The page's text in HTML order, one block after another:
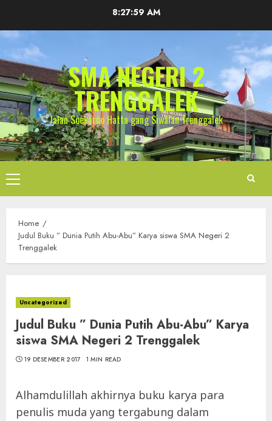
content
8:28:00 AM
SMA NEGERI 2
TRENGGALEK
Jalan Soekarno Hatta gang Siwalan Trenggalek
Primary
Menu
Home
Judul Buku ” Dunia Putih Abu-Abu” Karya siswa SMA Negeri 2
Trenggalek
Uncategorized
Judul Buku ” Dunia Putih Abu-Abu” Karya
siswa SMA Negeri 2 Trenggalek
19 DESEMBER 2017 1 MIN READ
Alhamdulillah akhirnya buku karya para
penulis muda yang tergabung dalam